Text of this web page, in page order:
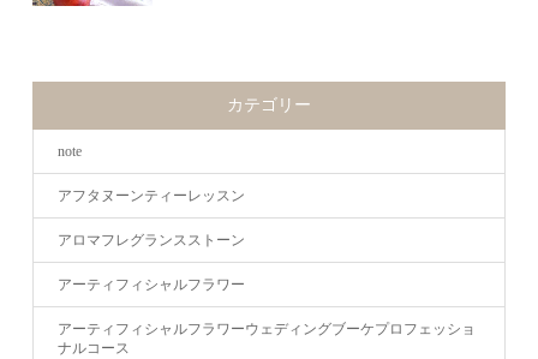
カテゴリー
note
アフタヌーンティーレッスン
アロマフレグランスストーン
アーティフィシャルフラワー
アーティフィシャルフラワーウェディングブーケプロフェッショ
ナルコース